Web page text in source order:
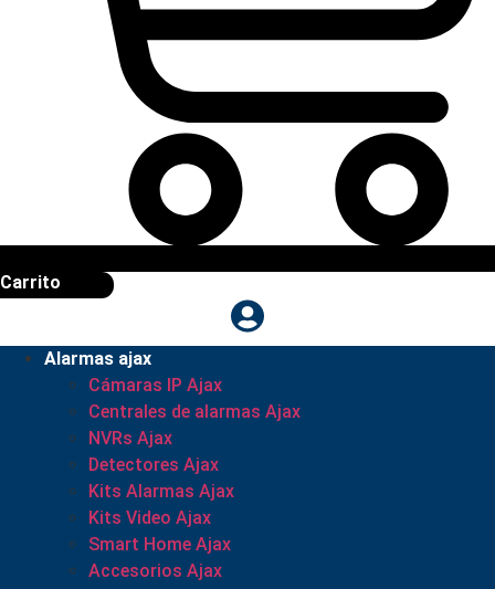
Carrito
Alarmas ajax
Cámaras IP Ajax
Centrales de alarmas Ajax
NVRs Ajax
Detectores Ajax
Kits Alarmas Ajax
Kits Video Ajax
Smart Home Ajax
Accesorios Ajax